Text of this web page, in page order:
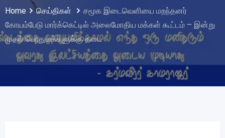
Home செய்திகள்
சமூக இடைவெளியை மறந்தனர்
கோயம்பேடு மார்க்கெட்டில் அலைமோதிய மக்கள் கூட்டம் – இன்று
முதல் பொதுமக்களுக்கு தடை